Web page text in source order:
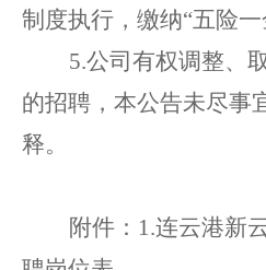
制度执行，缴纳“五险一
5.公司有权调整、
的招聘，本公告未尽事
释。
附件： 1.连云港新